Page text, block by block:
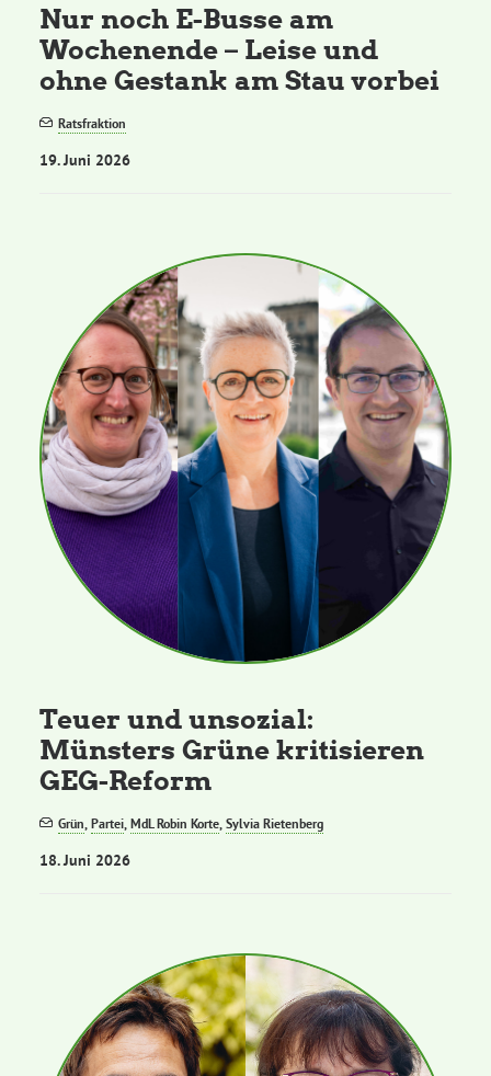
Nur noch E-Busse am
Wochenende – Leise und
ohne Gestank am Stau vorbei
Ratsfraktion
19. Juni 2026
Teuer und unsozial:
Münsters Grüne kritisieren
GEG-Reform
Grün,Partei,MdL Robin Korte,Sylvia Rietenberg
18. Juni 2026